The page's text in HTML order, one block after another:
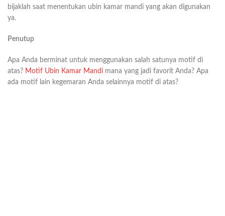
bijaklah saat menentukan ubin kamar mandi yang akan digunakan
ya.
Penutup
Apa Anda berminat untuk menggunakan salah satunya motif di
atas? Motif Ubin Kamar Mandi mana yang jadi favorit Anda? Apa
ada motif lain kegemaran Anda selainnya motif di atas?